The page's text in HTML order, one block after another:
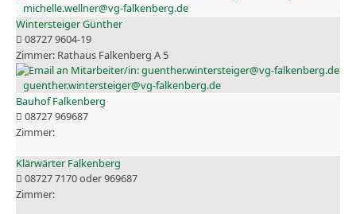
michelle.wellner@vg-falkenberg.de
Wintersteiger Günther
08727 9604-19
Rathaus Falkenberg A 5
guenther.wintersteiger@vg-falkenberg.de
Bauhof Falkenberg
08727 969687
Klärwärter Falkenberg
08727 7170 oder 969687